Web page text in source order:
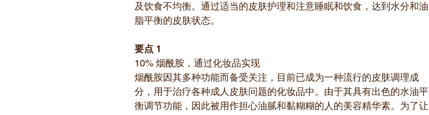
及饮食不均衡。通过适当的皮肤护理和注意睡眠和饮食，达到水分和油
脂平衡的皮肤状态。
要点 1
10% 烟酰胺，通过化妆品实现
烟酰胺因其多种功能而备受关注，目前已成为一种流行的皮肤调理成
分，用于治疗各种成人皮肤问题的化妆品中。由于其具有出色的水油平
衡调节功能，因此被用作担心油腻和黏糊糊的人的美容精华素。为了让